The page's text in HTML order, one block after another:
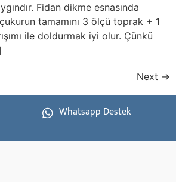
Fidan dikme esnasında
tamamını 3 ölçü toprak + 1
ile doldurmak iyi olur. Çünkü
Next →
Whatsapp Destek